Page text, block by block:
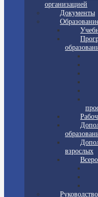
организацией
Документы
взрослых
Руководство